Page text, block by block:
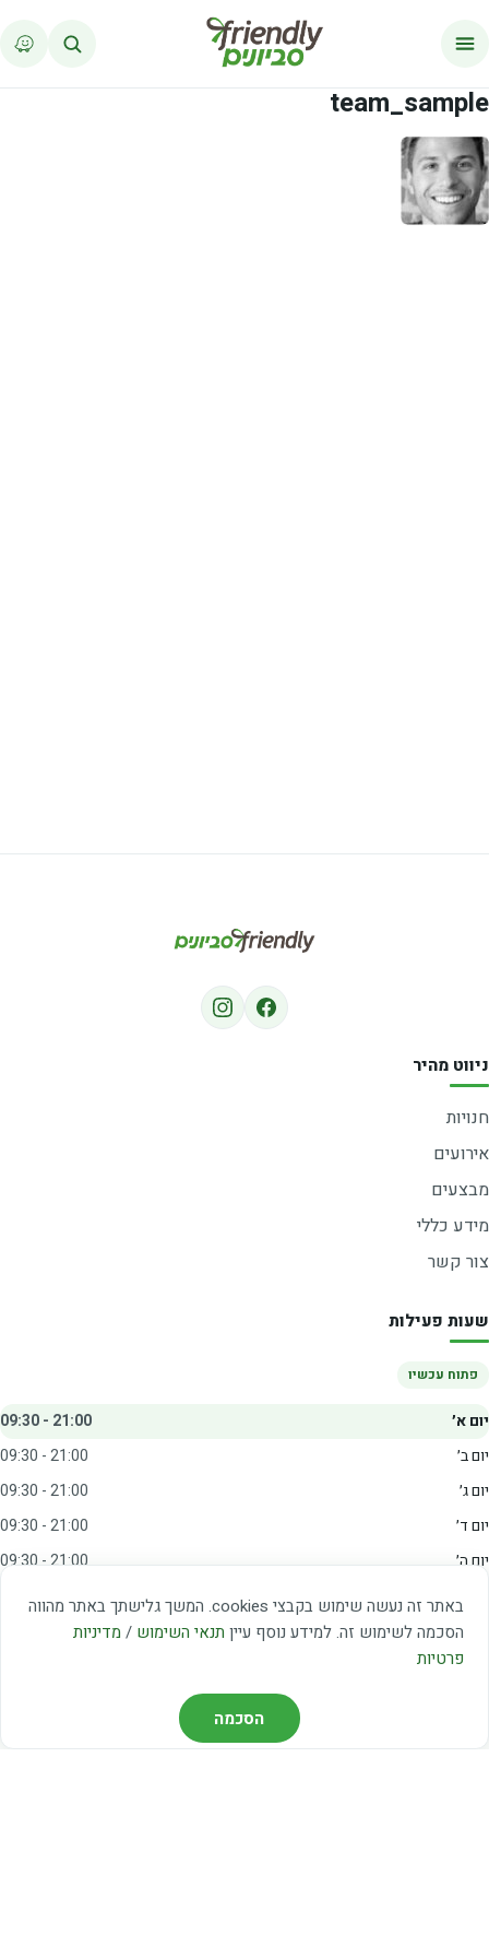
באתר זה נעשה שימוש בקבצי cookies. המשך גלישתך באתר מהווה
הסכמה לשימוש זה. למידע נוסף עיין תנאי השימוש / מדיניות
פרטיות
הסכמה
team_sample
ניווט מהיר
חנויות
אירועים
מבצעים
מידע כללי
צור קשר
שעות פעילות
פתוח עכשיו
יום א׳
09:30 - 21:00
יום ב׳
09:30 - 21:00
יום ג׳
09:30 - 21:00
יום ד׳
09:30 - 21:00
יום ה׳
09:30 - 21:00
09:00 - 15:00
שבת
20:00 - 23:00